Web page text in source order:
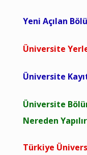
Yeni Açılan
Üniversite
Üniversite
Üniversite
Nereden
Türkiye